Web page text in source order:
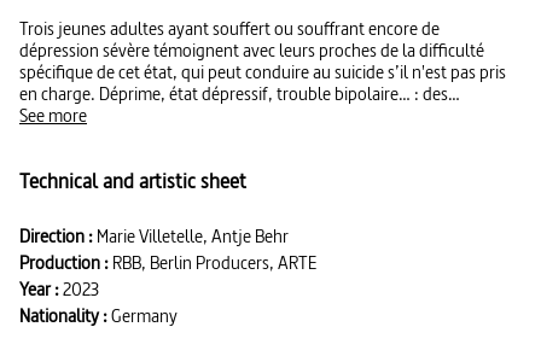
Trois jeunes adultes ayant souffert ou souffrant encore de
dépression sévère témoignent avec leurs proches de la difficulté
spécifique de cet état, qui peut conduire au suicide s’il n'est pas pris
en charge. Déprime, état dépressif, trouble bipolaire… : des
thérapeutes des deux côtés du Rhin apportent leurs éclairages sur les
possibles d'un trouble qui affectait en 2021 plus de 7 % des
See more
Technical and artistic sheet
Direction :Marie Villetelle, Antje Behr
Production :RBB, Berlin Producers, ARTE
Year :2023
Nationality :Germany